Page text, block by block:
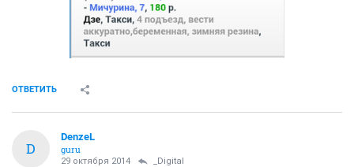
ОТВЕТИТЬ
D
DenzeL
guru
29 октября 2014 _Digital